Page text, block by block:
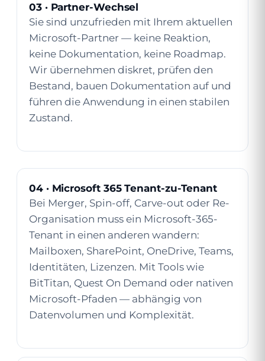
03 · Partner-Wechsel
Sie sind unzufrieden mit Ihrem aktuellen
Microsoft-Partner — keine Reaktion,
keine Dokumentation, keine Roadmap.
Wir übernehmen diskret, prüfen den
Bestand, bauen Dokumentation auf und
führen die Anwendung in einen stabilen
Zustand.
04 · Microsoft 365 Tenant-zu-Tenant
Bei Merger, Spin-off, Carve-out oder Re-
Organisation muss ein Microsoft-365-
Tenant in einen anderen wandern:
Mailboxen, SharePoint, OneDrive, Teams,
Identitäten, Lizenzen. Mit Tools wie
BitTitan, Quest On Demand oder nativen
Microsoft-Pfaden — abhängig von
Datenvolumen und Komplexität.